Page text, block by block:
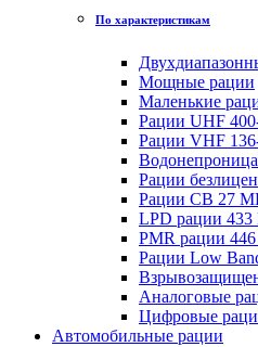
По характеристикам
Мощные рации
Маленькие
Рации UHF
Рации VHF
Рации
Рации CB 27
LPD рации
PMR рации
Рации Low
Аналоговые
Цифровые
Автомобильные рации